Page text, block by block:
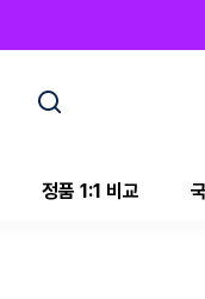
정품 1:1 비교